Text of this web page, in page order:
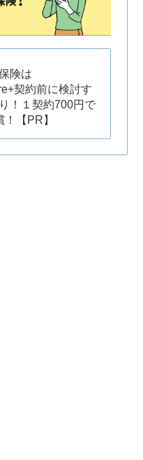
険は
契約前に検討す
！１契約700円で
【PR】